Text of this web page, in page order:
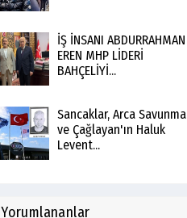
İŞ İNSANI ABDURRAHMAN
EREN MHP LİDERİ
BAHÇELİYİ...
Sancaklar, Arca Savunma
ve Çağlayan'ın Haluk
Levent...
Yorumlananlar